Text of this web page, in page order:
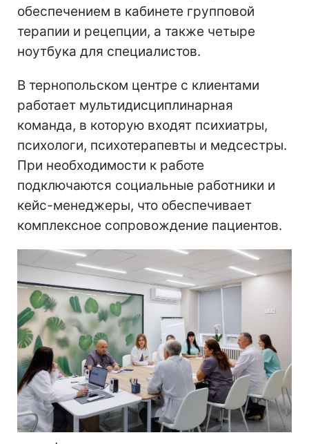
обеспечением в кабинете групповой
терапии и рецепции, а также четыре
ноутбука для специалистов.
В тернопольском центре с клиентами
работает мультидисциплинарная
команда, в которую входят психиатры,
психологи, психотерапевты и медсестры.
При необходимости к работе
подключаются социальные работники и
кейс-менеджеры, что обеспечивает
комплексное сопровождение пациентов.